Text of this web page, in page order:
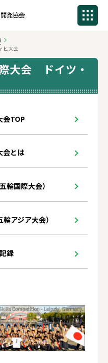
ヒ大会
大会 ドイツ・
会TOP
会とは
輪国際大会）
アジア大会）
録